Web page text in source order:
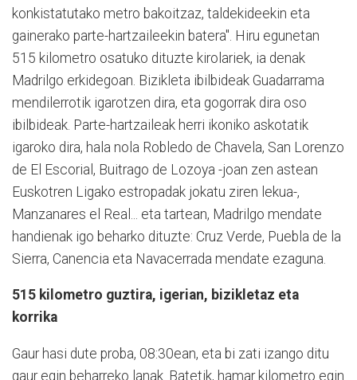
konkistatutako metro bakoitzaz, taldekideekin eta
gainerako parte-hartzaileekin batera". Hiru egunetan
515 kilometro osatuko dituzte kirolariek, ia denak
Madrilgo erkidegoan. Bizikleta ibilbideak Guadarrama
mendilerrotik igarotzen dira, eta gogorrak dira oso
ibilbideak. Parte-hartzaileak herri ikoniko askotatik
igaroko dira, hala nola Robledo de Chavela, San Lorenzo
de El Escorial, Buitrago de Lozoya -joan zen astean
Euskotren Ligako estropadak jokatu ziren lekua-,
Manzanares el Real... eta tartean, Madrilgo mendate
handienak igo beharko dituzte: Cruz Verde, Puebla de la
Sierra, Canencia eta Navacerrada mendate ezaguna.
515 kilometro guztira, igerian, bizikletaz eta
korrika
Gaur hasi dute proba, 08:30ean, eta bi zati izango ditu
gaur egin beharreko lanak. Batetik, hamar kilometro egin